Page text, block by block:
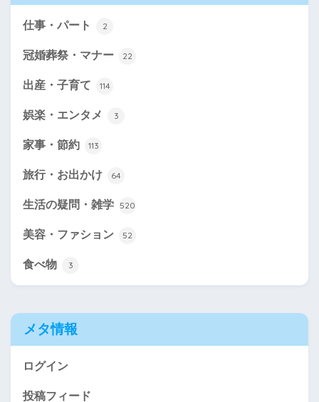
仕事・パート 2
冠婚葬祭・マナー 22
出産・子育て 114
娯楽・エンタメ 3
家事・節約 113
旅行・お出かけ 64
生活の疑問・雑学 520
美容・ファション 52
食べ物 3
メタ情報
ログイン
投稿フィード